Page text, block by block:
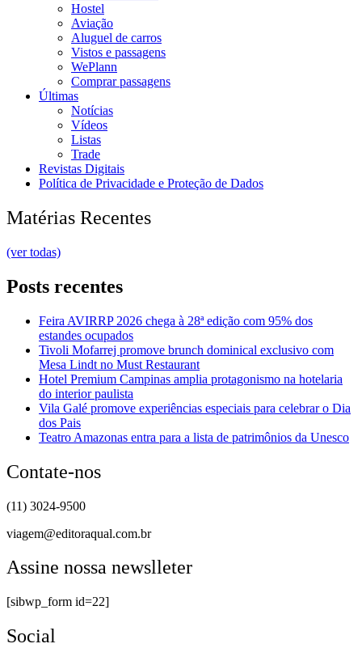
Hostel
Aviação
Aluguel de carros
Vistos e passagens
WePlann
Comprar passagens
Últimas
Notícias
Vídeos
Listas
Trade
Revistas Digitais
Política de Privacidade e Proteção de Dados
Matérias Recentes
(ver todas)
Posts recentes
Feira AVIRRP 2026 chega à 28ª edição com 95% dos
estandes ocupados
Tivoli Mofarrej promove brunch dominical exclusivo com
Mesa Lindt no Must Restaurant
Hotel Premium Campinas amplia protagonismo na hotelaria
do interior paulista
Vila Galé promove experiências especiais para celebrar o Dia
dos Pais
Teatro Amazonas entra para a lista de patrimônios da Unesco
Contate-nos
(11) 3024-9500
viagem@editoraqual.com.br
Assine nossa newslleter
[sibwp_form id=22]
Social